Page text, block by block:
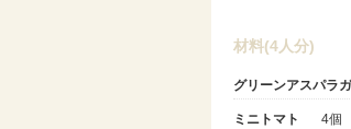
材料(4人分)
グリーンアスパラ
ミニトマト 4個